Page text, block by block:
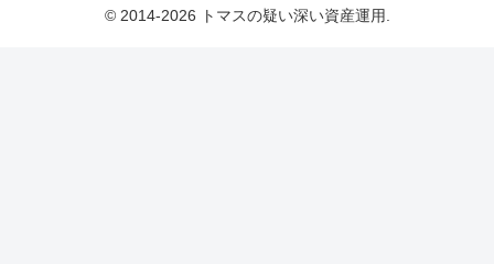
© 2014-2026 トマスの疑い深い資産運用.